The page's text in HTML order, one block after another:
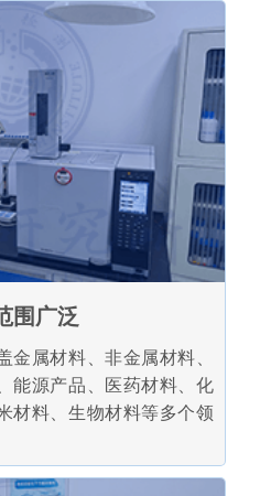
围广泛
金属材料、非金属材料、
能源产品、医药材料、化
材料、生物材料等多个领